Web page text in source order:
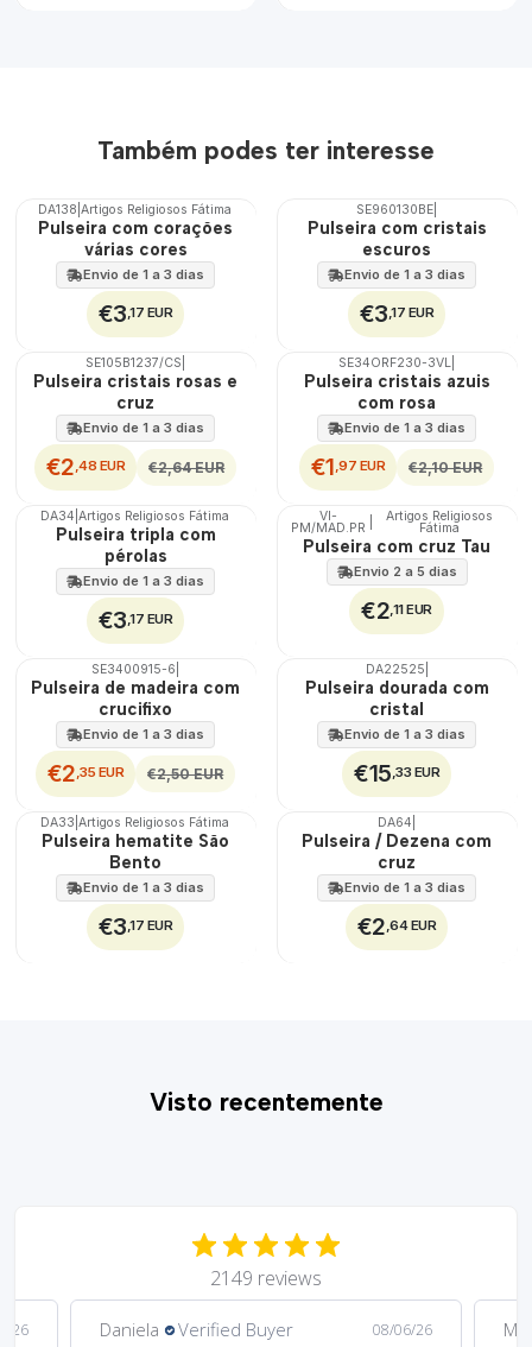
Também podes ter interesse
DA138 |Artigos Religiosos Fátima
Pulseira com corações
várias cores
Envio de 1 a 3 dias
€3,17 EUR
SE960130BE
Pulseira com cristais
escuros
Envio de 1 a 3 dias
€3,17 EUR
DESCONTO
SE105B1237/CS
Pulseira cristais rosas e
cruz
Envio de 1 a 3 dias
€2,48 EUR €2,64 EUR
DESCONTO
SE34ORF230-3VL
Pulseira cristais azuis
com rosa
Envio de 1 a 3 dias
€1,97 EUR €2,10 EUR
DA34 |Artigos Religiosos Fátima
Pulseira tripla com
pérolas
Envio de 1 a 3 dias
€3,17 EUR
VI-
PM/MAD.PR
Artigos Religiosos
Fátima
Pulseira com cruz Tau
Envio 2 a 5 dias
€2,11 EUR
DESCONTO
SE3400915-6
Pulseira de madeira com
crucifixo
Envio de 1 a 3 dias
€2,35 EUR €2,50 EUR
DA22525
Pulseira dourada com
cristal
Envio de 1 a 3 dias
€15,33 EUR
DA33 |Artigos Religiosos Fátima
Pulseira hematite São
Bento
Envio de 1 a 3 dias
€3,17 EUR
DA64
Pulseira / Dezena com
cruz
Envio de 1 a 3 dias
€2,64 EUR
Visto recentemente
2149 reviews
26 Daniela Verified Buyer 08/06/26